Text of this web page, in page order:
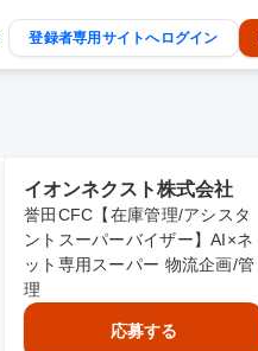
登録者専用サイトへログイン
イオンネクスト株式会社
誉田CFC【在庫管理/アシスタ
ントスーパーバイザー】AI×ネ
ット専用スーパー 物流企画/管
理
応募する